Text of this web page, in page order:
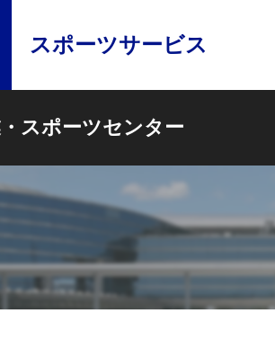
スポーツサービス
スポーツセンター